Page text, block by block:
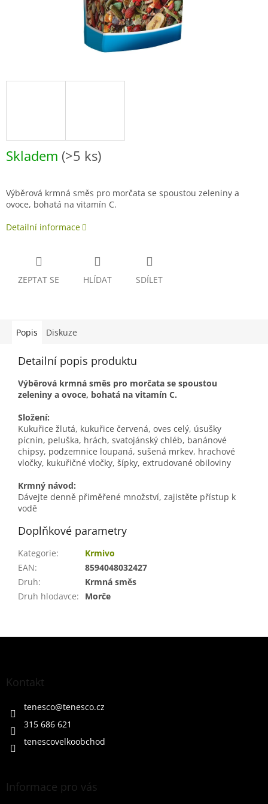
Skladem (>5 ks)
Výběrová krmná směs pro morčata se spoustou zeleniny a
ovoce, bohatá na vitamín C.
Detailní informace
ZEPTAT SE HLÍDAT SDÍLET
Popis Diskuze
Detailní popis produktu
Výběrová krmná směs pro morčata se spoustou
zeleniny a ovoce, bohatá na vitamín C.
Složení:
Kukuřice žlutá, kukuřice červená, oves celý, úsušky
pícnin, peluška, hrách, svatojánský chléb, banánové
chipsy, podzemnice loupaná, sušená mrkev, hrachové
vločky, kukuřičné vločky, šípky, extrudované obiloviny
Krmný návod:
Dávejte denně přiměřené množství, zajistěte přístup k
vodě
Doplňkové parametry
Kategorie:
Krmivo
EAN:
8594048032427
Druh:
Krmná směs
Druh hlodavce: Morče
Z
Kontakt
tenesco@tenesco.cz
315 686 621
tenescovelkoobchod
Informace pro vás